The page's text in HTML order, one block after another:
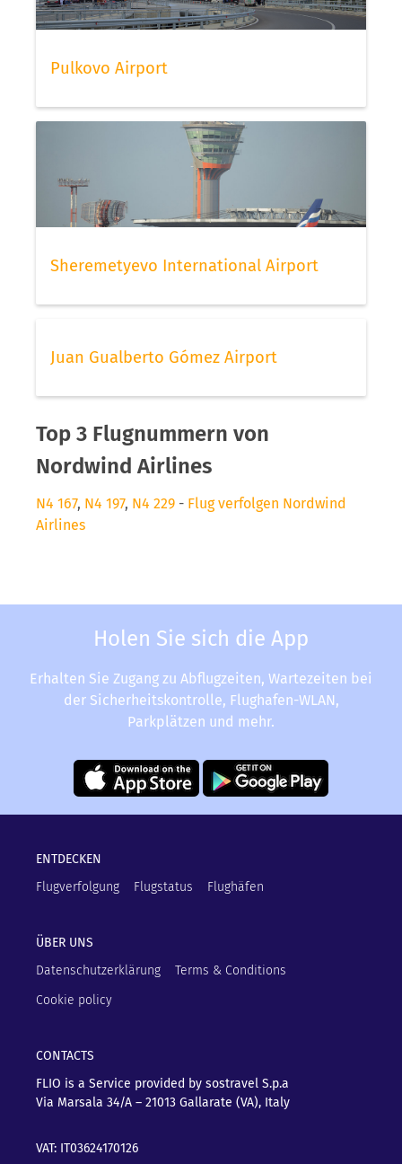
Pulkovo Airport
Sheremetyevo International Airport
Juan Gualberto Gómez Airport
Top 3 Flugnummern von
Nordwind Airlines
N4 167, N4 197, N4 229 - Flug verfolgen Nordwind
Airlines
Holen Sie sich die App
Erhalten Sie Zugang zu Abflugzeiten, Wartezeiten bei
der Sicherheitskontrolle, Flughafen-WLAN,
Parkplätzen und mehr.
ENTDECKEN
Flugverfolgung
Flugstatus Flughäfen
ÜBER UNS
Datenschutzerklärung
Terms & Conditions
Cookie policy
CONTACTS
FLIO is a Service provided by sostravel S.p.a
Via Marsala 34/A – 21013 Gallarate (VA), Italy
VAT: IT03624170126